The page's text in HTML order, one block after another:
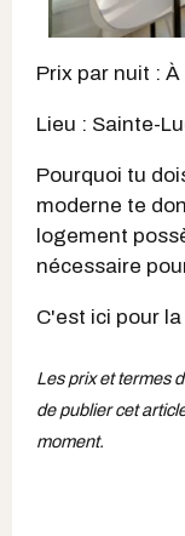
Prix par nuit :
Lieu : Sainte-
Pourquoi tu
moderne te
logement
nécessaire
C'est ici pour
Les prix et termes
de publier cet
moment.